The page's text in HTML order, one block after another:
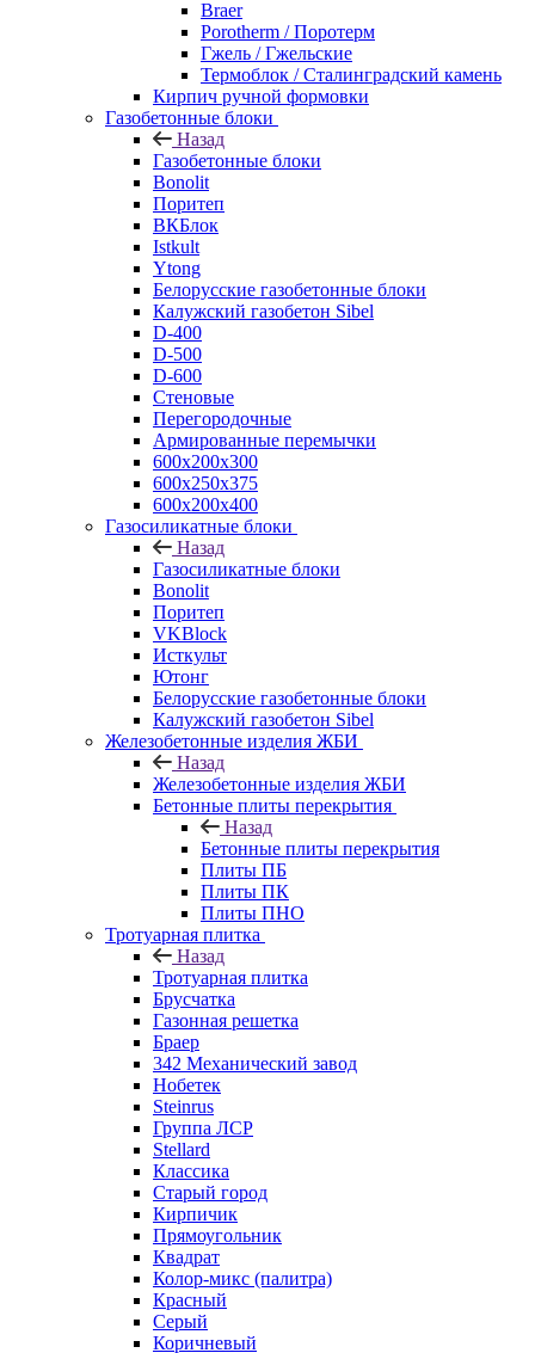
Braer
Porotherm / Поротерм
Гжель / Гжельские
Термоблок / Сталинградский камень
Кирпич ручной формовки
Газобетонные блоки
Назад
Газобетонные блоки
Bonolit
Поритеп
ВКБлок
Istkult
Ytong
Белорусские газобетонные блоки
Калужский газобетон Sibel
D-400
D-500
D-600
Стеновые
Перегородочные
Армированные перемычки
600х200х300
600х250х375
600х200х400
Газосиликатные блоки
Назад
Газосиликатные блоки
Bonolit
Поритеп
VKBlock
Исткульт
Ютонг
Белорусские газобетонные блоки
Калужский газобетон Sibel
Железобетонные изделия ЖБИ
Назад
Железобетонные изделия ЖБИ
Бетонные плиты перекрытия
Назад
Бетонные плиты перекрытия
Плиты ПБ
Плиты ПК
Плиты ПНО
Тротуарная плитка
Назад
Тротуарная плитка
Брусчатка
Газонная решетка
Браер
342 Механический завод
Нобетек
Steinrus
Группа ЛСР
Stellard
Классика
Старый город
Кирпичик
Прямоугольник
Квадрат
Колор-микс (палитра)
Красный
Серый
Коричневый